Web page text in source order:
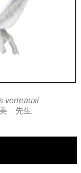
verreauxi
美 先生